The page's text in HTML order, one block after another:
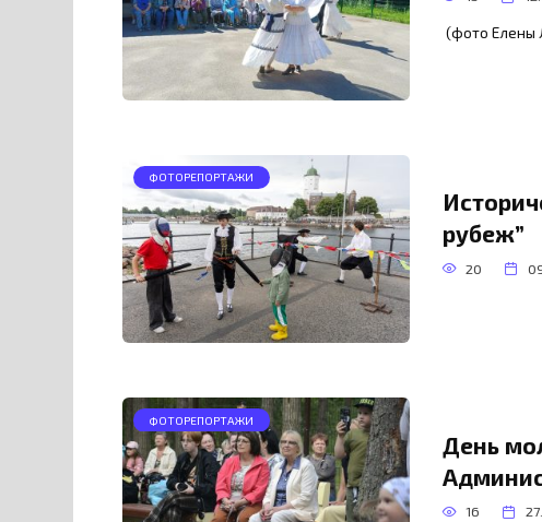
(фото Елены
ФОТОРЕПОРТАЖИ
рубеж”
20
ФОТОРЕПОРТАЖИ
День
16